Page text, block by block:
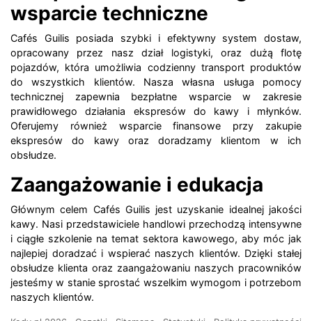
wsparcie techniczne
Cafés Guilis posiada szybki i efektywny system dostaw,
opracowany przez nasz dział logistyki, oraz dużą flotę
pojazdów, która umożliwia codzienny transport produktów
do wszystkich klientów. Nasza własna usługa pomocy
technicznej zapewnia bezpłatne wsparcie w zakresie
prawidłowego działania ekspresów do kawy i młynków.
Oferujemy również wsparcie finansowe przy zakupie
ekspresów do kawy oraz doradzamy klientom w ich
obsłudze.
Zaangażowanie i edukacja
Głównym celem Cafés Guilis jest uzyskanie idealnej jakości
kawy. Nasi przedstawiciele handlowi przechodzą intensywne
i ciągłe szkolenie na temat sektora kawowego, aby móc jak
najlepiej doradzać i wspierać naszych klientów. Dzięki stałej
obsłudze klienta oraz zaangażowaniu naszych pracowników
jesteśmy w stanie sprostać wszelkim wymogom i potrzebom
naszych klientów.